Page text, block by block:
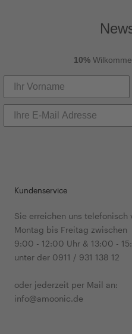
10%
Kundenservice
Sie erreichen uns telefonisch
Montag bis Freitag zwischen
9:00 - 12:00 Uhr & 13:00 -
unter der 0911 / 931 138 12
oder jederzeit per Mail an:
info@amoonic.de